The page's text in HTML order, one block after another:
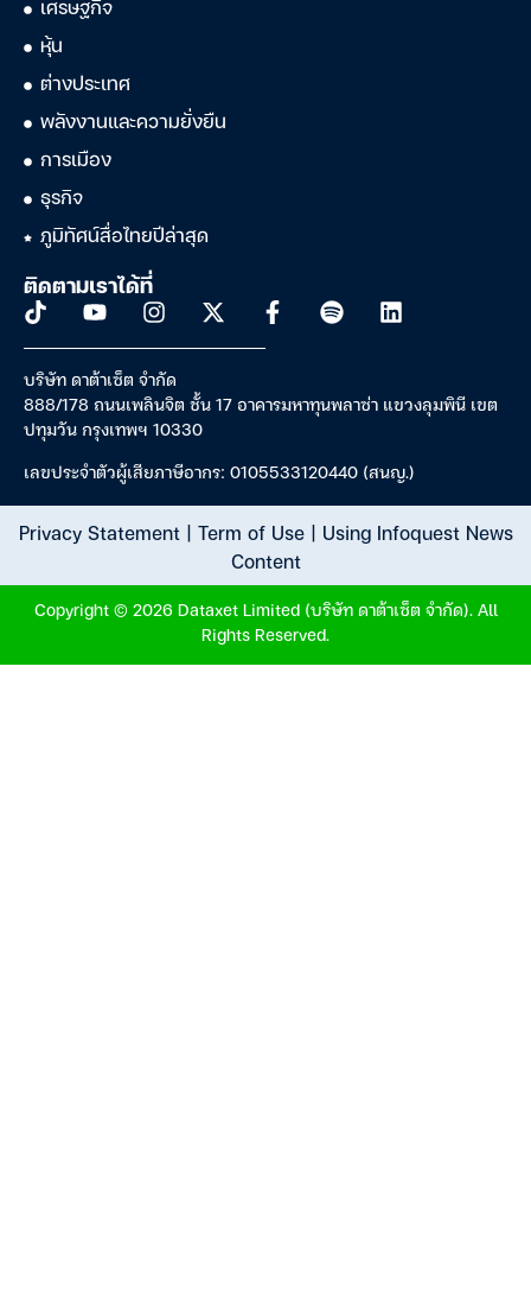
เศรษฐกิจ
หุ้น
ต่างประเทศ
พลังงานและความยั่งยืน
การเมือง
ธุรกิจ
ภูมิทัศน์สื่อไทยปีล่าสุด
ติดตามเราได้ที่
บริษัท ดาต้าเซ็ต จำกัด
888/178 ถนนเพลินจิต ชั้น 17 อาคารมหาทุนพลาซ่า แขวงลุมพินี เขต
ปทุมวัน กรุงเทพฯ 10330
เลขประจำตัวผู้เสียภาษีอากร: 0105533120440 (สนญ.)
Privacy Statement| Term of Use| Using Infoquest News
Content
Copyright © 2026 Dataxet Limited (บริษัท ดาต้าเซ็ต จำกัด). All
Rights Reserved.